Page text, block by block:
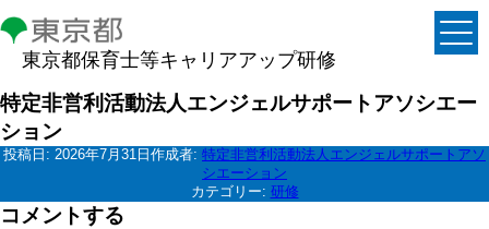
東京都保育士等キャリアアップ研修
特定非営利活動法人エンジェルサポートアソシエー
ション
投稿日: 2026年7月31日 作成者: 特定非営利活動法人エンジェルサポートアソ
シエーション
カテゴリー: 研修
コメントする